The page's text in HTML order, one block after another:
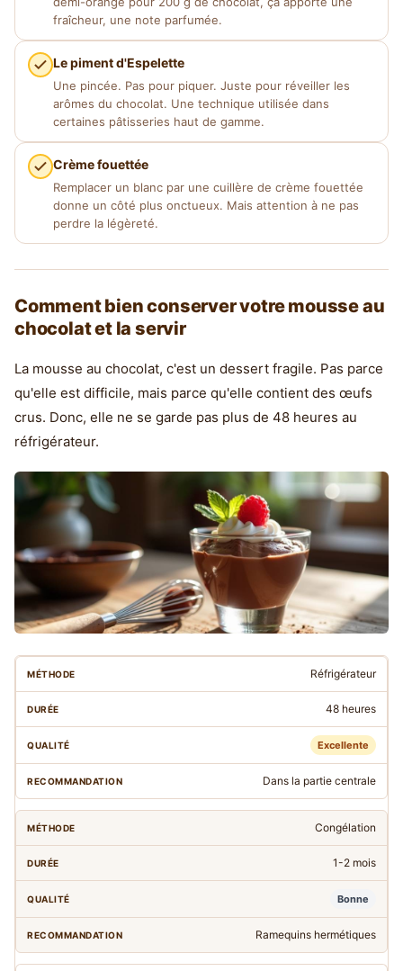
fraîcheur, une note parfumée.
Le piment d'Espelette
Une pincée. Pas pour piquer. Juste pour réveiller les
arômes du chocolat. Une technique utilisée dans
certaines pâtisseries haut de gamme.
Crème fouettée
Remplacer un blanc par une cuillère de crème fouettée
donne un côté plus onctueux. Mais attention à ne pas
perdre la légèreté.
Comment bien conserver votre mousse au
chocolat et la servir
La mousse au chocolat, c'est un dessert fragile. Pas parce
qu'elle est difficile, mais parce qu'elle contient des œufs
crus. Donc, elle ne se garde pas plus de 48 heures au
réfrigérateur.
Réfrigérateur
48 heures
Excellente
Dans la partie centrale
Congélation
1-2 mois
Bonne
Ramequins hermétiques